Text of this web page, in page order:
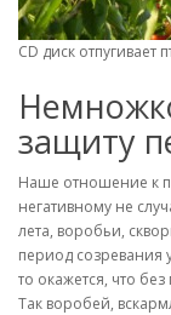
CD диск
защиту
Наше отношение к
негативному не
лета, воробьи,
период созревания
то окажется, что
Так воробей,